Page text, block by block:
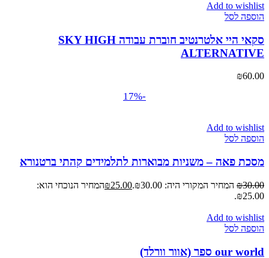
Add to wishlist
הוספה לסל
סקאי היי אלטרנטיב חוברת עבודה SKY HIGH
ALTERNATIVE
₪60.00
-17%
Add to wishlist
הוספה לסל
מסכת פאה – משניות מבוארות לתלמידים קהתי ברטנורא
₪30.00 המחיר המקורי היה: ₪30.00. ₪25.00
המחיר הנוכחי הוא:
₪25.00.
Add to wishlist
הוספה לסל
our world ספר (אוור וורלד)